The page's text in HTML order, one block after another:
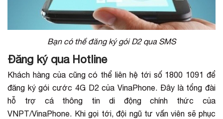
Bạn có thể đăng ký gói D2 qua SMS
Đăng ký qua Hotline
Khách hàng của cũng có thể liên hệ tới số 1800 1091 để
đăng ký gói cước 4G D2 của VinaPhone. Đây là tổng đài
hỗ trợ cá thông tin di động chính thức của
VNPT/VinaPhone. Khi gọi tới, đội ngũ tư vấn viên sẽ phục